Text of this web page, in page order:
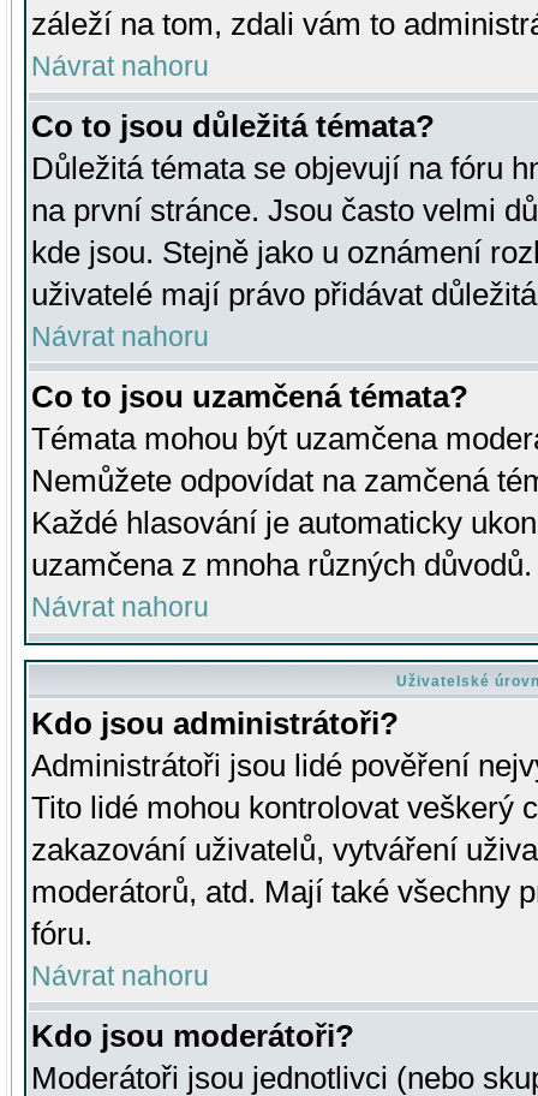
záleží na tom, zdali vám to
Návrat nahoru
Co to jsou důležitá témata?
Důležitá témata se objevují na fóru
na první stránce. Jsou často velmi
kde jsou. Stejně jako u oznámení
uživatelé mají právo přidávat
Návrat nahoru
Co to jsou uzamčená témata?
Témata mohou být uzamčena
Nemůžete odpovídat na zamčená
Každé hlasování je automaticky
uzamčena z mnoha různých důvodů.
Návrat nahoru
Uživatelské
Kdo jsou administrátoři?
Administrátoři jsou lidé pověření
Tito lidé mohou kontrolovat veškerý
zakazování uživatelů, vytváření
moderátorů, atd. Mají také všechny
fóru.
Návrat nahoru
Kdo jsou moderátoři?
Moderátoři jsou jednotlivci (nebo